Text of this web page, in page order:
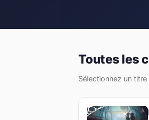
Toutes les
Sélectionnez un